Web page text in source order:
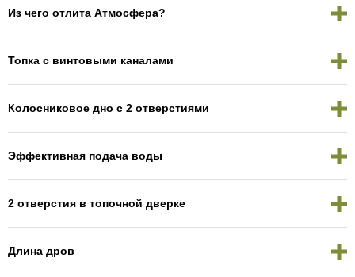
Из чего отлита Атмосфера?
Топка с винтовыми каналами
Колосниковое дно с 2 отверстиями
Эффективная подача воды
2 отверстия в топочной дверке
Длина дров